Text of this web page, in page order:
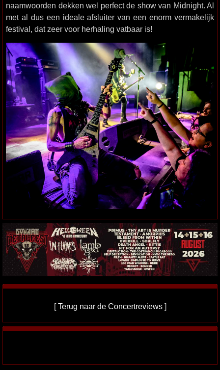
naamwoorden dekken wel perfect de show van Midnight. Al
met al dus een ideale afsluiter van een enorm vermakelijk
festival, dat zeer voor herhaling vatbaar is!
[Terug naar de Concertreviews]